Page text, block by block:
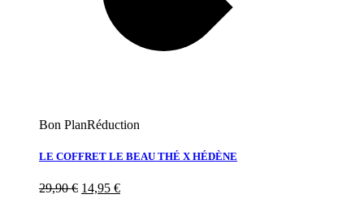
Bon PlanRéduction
LE COFFRET LE BEAU THÉ X HÉDÈNE
29,90€ 14,95 €